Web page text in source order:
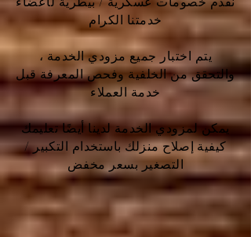
خدمتنا الكرام
يتم اختبار جميع مزودي الخدمة ،
والتحقق من الخلفية وفحص المعرفة قبل
خدمة العملاء
يمكن لمزودي الخدمة لدينا أيضًا تعليمك
كيفية إصلاح منزلك باستخدام التكبير /
التصغير بسعر مخفض